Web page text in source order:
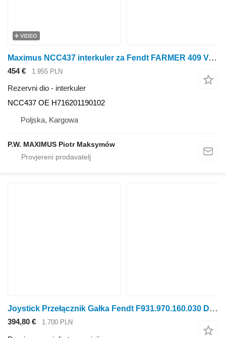
VIDEO
Maximus NCC437 interkuler za Fendt FARMER 409 VARIO, FARMER 410 VARIO, FARMER 411 VARIO, FARMER 412 VARIO, FAVORIT 711 VARIO, FAVORIT 712 VARIO 714 VARIO, 716 VARIO T2 traktora na kotačima
454 € 1.955 PLN
Rezervni dio - interkuler
NCC437 OE H716201190102
Poljska, Kargowa
P.W. MAXIMUS Piotr Maksymów
Joystick Przełącznik Gałka Fendt F931.970.160.030 DIJELOVI prekidača upravljačke palice za Fendt F931.970.160.030 traktora na kotačima
394,80 € 1.700 PLN